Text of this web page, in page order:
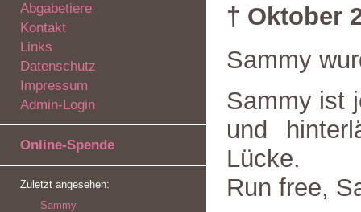
Abgabetiere
Kontakt
Links
Datenschutz
Impressum
Admin-Login
Online-Spende
Zuletzt angesehen:
Sammy
† Oktober
Sammy
Sammy ist
und
Lücke.
Run free,